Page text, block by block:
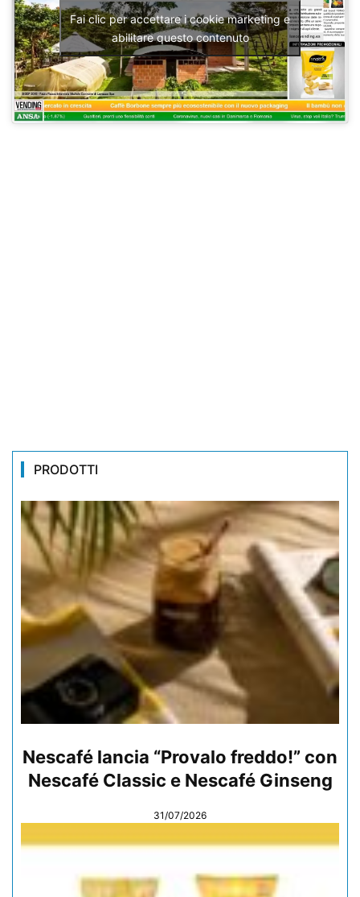
Fai clic per accettare i cookie marketing e
abilitare questo contenuto
PRODOTTI
Nescafé lancia “Provalo freddo!” con
Nescafé Classic e Nescafé Ginseng
31/07/2026